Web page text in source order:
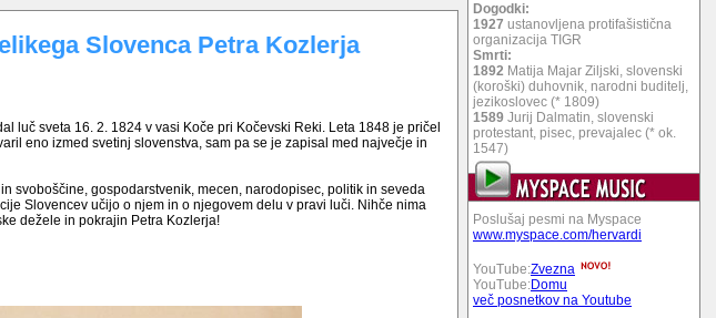
Slovenca Petra Kozlerja
luč sveta 16. 2. 1824 v vasi Koče pri Kočevski Reki. Leta 1848 je pričel
eno izmed svetinj slovenstva, sam pa se je zapisal med največje in
svoboščine, gospodarstvenik, mecen, narodopisec, politik in seveda
Slovencev učijo o njem in o njegovem delu v pravi luči. Nihče nima
dežele in pokrajin Petra Kozlerja!
Dogodki:
1927 ustanovljena protifašistična
organizacija TIGR
Smrti:
1892 Matija Majar Ziljski, slovenski
(koroški) duhovnik, narodni buditelj,
jezikoslovec (* 1809)
1589 Jurij Dalmatin, slovenski
protestant, pisec, prevajalec (* ok.
1547)
Poslušaj pesmi na Myspace
www.myspace.com/hervardi
YouTube:Zvezna
YouTube:Domu
več posnetkov na Youtube